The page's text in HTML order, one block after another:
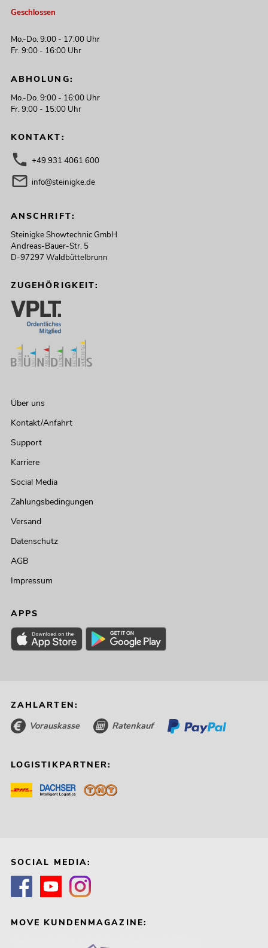
Geschlossen
Mo.-Do. 9:00 - 17:00 Uhr
Fr. 9:00 - 16:00 Uhr
ABHOLUNG:
Mo.-Do. 9:00 - 16:00 Uhr
Fr. 9:00 - 15:00 Uhr
KONTAKT:
+49 931 4061 600
info@steinigke.de
ANSCHRIFT:
Steinigke Showtechnic GmbH
Andreas-Bauer-Str. 5
D-97297 Waldbüttelbrunn
ZUGEHÖRIGKEIT:
Über uns
Kontakt/Anfahrt
Support
Karriere
Social Media
Zahlungsbedingungen
Versand
Datenschutz
AGB
Impressum
APPS
ZAHLARTEN:
Vorauskasse Ratenkauf
LOGISTIKPARTNER:
SOCIAL MEDIA:
MOVE KUNDENMAGAZINE: